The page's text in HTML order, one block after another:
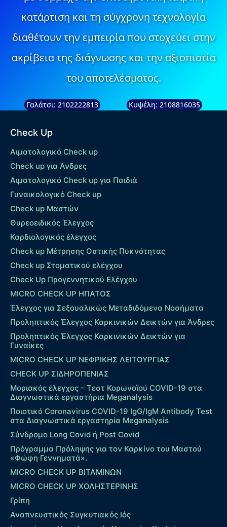
κατάρτιση και τη σύγχρονη τεχνολογία
διαθέτουν την εμπειρία που στοχεύει στην
ακρίβεια της διάγνωσης και την αξιοπιστία
του αποτελέσματος.
Γαλάτσι: 2102222813 Κυψέλη: 2108816035
Check Up
Αιματολογικό Check up
Check up για Άνδρες
Αιματολογικό Check up για Παιδιά
Γυναικολογικό Check up
Check up Μαστών
Θυρεοειδικός Έλεγχος
Καρδιολογικός έλεγχος
Check up Mέτρησης Οστικής Πυκνότητας
Check up Στοματικού ελέγχου
Check Up Προγεννητικού Ελέγχου
MICRO CHECK UP HΠΑΤΟΣ
Έλεγχος για Σεξουαλικώς Μεταδιδόμενα Νοσήματα
Προληπτικός Έλεγχος Καρκινικών Δεικτών για Άνδρες
Προληπτικός Έλεγχος Καρκινικών Δεικτών για
Γυναίκες
MICRO CHECK UP ΝΕΦΡΙΚΗΣ ΛΕΙΤΟΥΡΓΙΑΣ
CHECK UP ΣΙΔΗΡΟΠΕΝΙΑΣ
Μοριακός έλεγχος – Τεστ Κορωνοϊού COVID-19 στα
Διαγνωστικά εργαστήρια Meganalysis
Ποιοτικό Coronavirus COVID-19 IgG/IgM Antibody Test
στα Διαγνωστικά εργαστηρία Meganalysis
Σύνδρομο Long Covid ή Post Covid
Πρόγραμμα Πρόληψης για τον Καρκίνο του Μαστού
«Φώφη Γεννηματά».
MICRO CHECK UP ΒΙΤΑΜΙΝΩΝ
MICRO CHECK UP ΧΟΛΗΣΤΕΡΙΝΗΣ
Γρίπη
Αναπνευστικός Συγκυτιακός Ιός